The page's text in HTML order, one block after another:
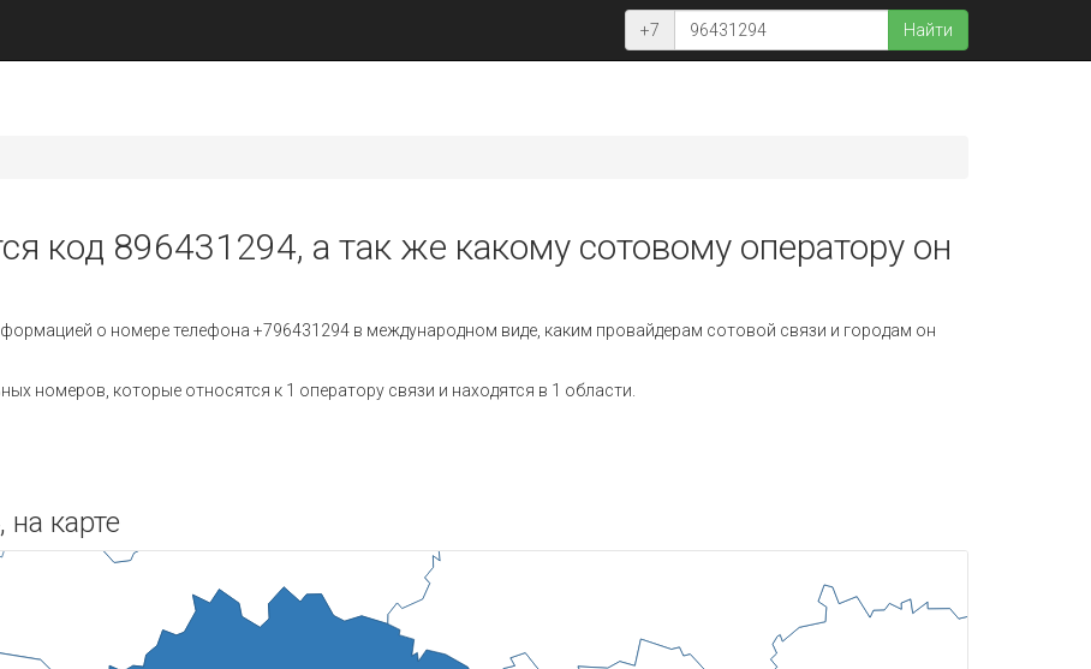
+7 Найти
код 896431294, а так же какому сотовому оператору он
о номере телефона +796431294 в международном виде, каким провайдерам сотовой связи и городам он
номеров, которые относятся к 1 оператору связи и находятся в 1 области.
карте